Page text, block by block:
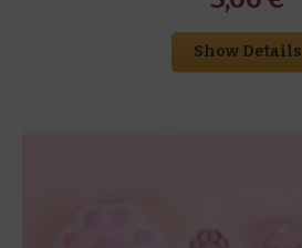
Show Details